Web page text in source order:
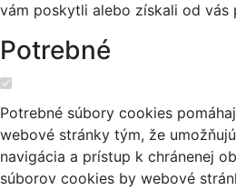
vám poskytli alebo získali od vás
Potrebné
Potrebné súbory cookies
webové stránky tým, že
navigácia a prístup k chránenej
súborov cookies by webové